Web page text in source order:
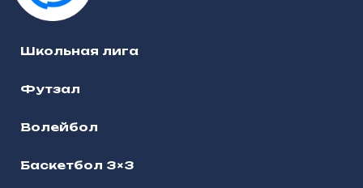
Школьная лига
Футзал
Волейбол
Баскетбол 3×3